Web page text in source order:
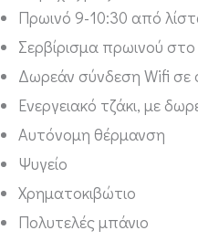
Πρωινό 9-10:30 από
Σερβίρισμα πρωινού
Δωρεάν σύνδεση Wifi σε
Ενεργειακό τζάκι, με
Αυτόνομη θέρμανση
Ψυγείο
Χρηματοκιβώτιο
Πολυτελές μπάνιο